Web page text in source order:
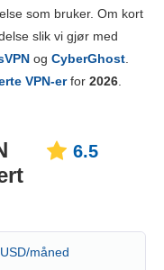
som bruker. Om kort
slik vi gjør med
og CyberGhost.
VPN-erfor 2026.
6.5
måned